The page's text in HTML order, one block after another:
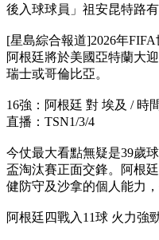
後入球球員」祖安昆特路有
[星島綜合報道]2026年
阿根廷將於美國亞特蘭大
瑞士或哥倫比亞。
16強：阿根廷 對 埃及 / 時
直播：TSN1/3/4
今仗最大看點無疑是39歲
盃淘汰賽正面交鋒。阿根
健防守及沙拿的個人能力
阿根廷四戰入11球 火力強